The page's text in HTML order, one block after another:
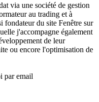
via une société de gestion
au trading et à
fondateur du site Fenêtre sur
j'accompagne également
de leur
ou encore l'optimisation de
par email